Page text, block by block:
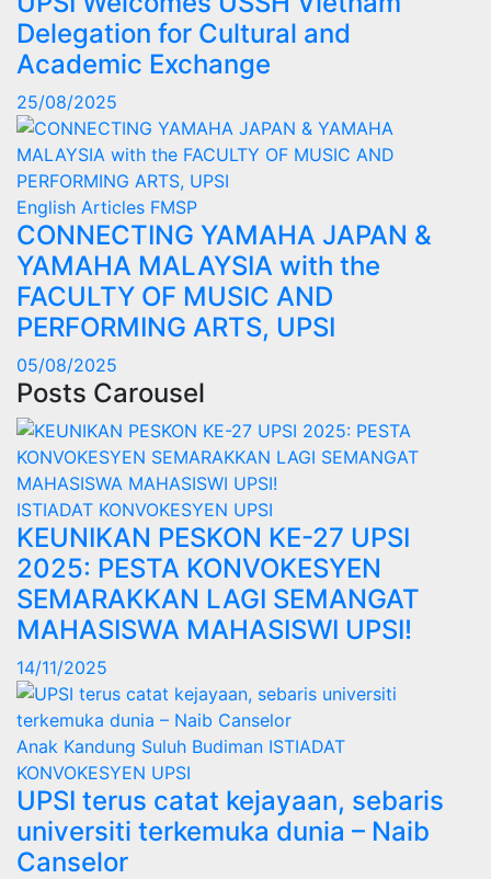
Delegation for Cultural and
Academic Exchange
25/08/2025
English Articles FMSP
CONNECTING YAMAHA JAPAN &
YAMAHA MALAYSIA with the
FACULTY OF MUSIC AND
PERFORMING ARTS, UPSI
05/08/2025
Posts Carousel
ISTIADAT KONVOKESYEN UPSI
KEUNIKAN PESKON KE-27 UPSI
2025: PESTA KONVOKESYEN
SEMARAKKAN LAGI SEMANGAT
MAHASISWA MAHASISWI UPSI!
14/11/2025
Anak Kandung Suluh Budiman ISTIADAT
KONVOKESYEN UPSI
UPSI terus catat kejayaan, sebaris
universiti terkemuka dunia – Naib
Canselor